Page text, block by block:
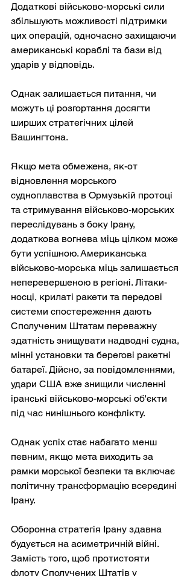
Додаткові військово-морські сили
збільшують можливості підтримки
цих операцій, одночасно захищаючи
американські кораблі та бази від
ударів у відповідь.
Однак залишається питання, чи
можуть ці розгортання досягти
ширших стратегічних цілей
Вашингтона.
Якщо мета обмежена, як-от
відновлення морського
судноплавства в Ормузькій протоці
та стримування військово-морських
переслідувань з боку Ірану,
додаткова вогнева міць цілком може
бути успішною. Американська
військово-морська міць залишається
неперевершеною в регіоні. Літаки-
носці, крилаті ракети та передові
системи спостереження дають
Сполученим Штатам переважну
здатність знищувати надводні судна,
мінні установки та берегові ракетні
батареї. Дійсно, за повідомленнями,
удари США вже знищили численні
іранські військово-морські об'єкти
під час нинішнього конфлікту.
Однак успіх стає набагато менш
певним, якщо мета виходить за
рамки морської безпеки та включає
політичну трансформацію всередині
Ірану.
Оборонна стратегія Ірану здавна
будується на асиметричній війні.
Замість того, щоб протистояти
флоту Сполучених Штатів у